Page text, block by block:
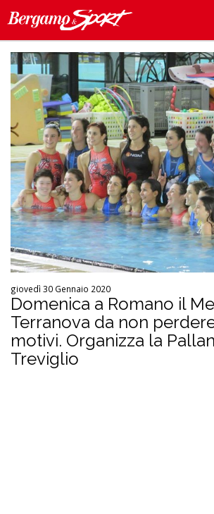
giovedì 30 Gennaio 2020
Domenica a Romano il
Terranova da non
motivi. Organizza la
Treviglio